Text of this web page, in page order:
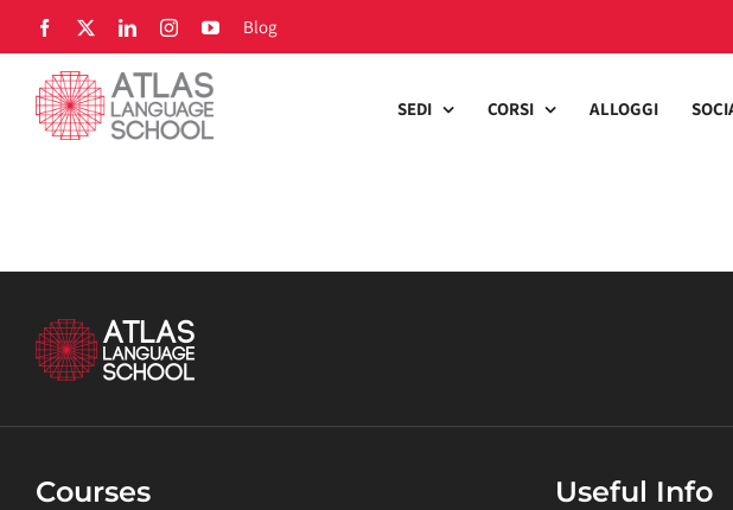
content
Facebook LinkedInInstagramYouTube
Blog
SEDI CORSI ALLOGGI
Courses Useful Info